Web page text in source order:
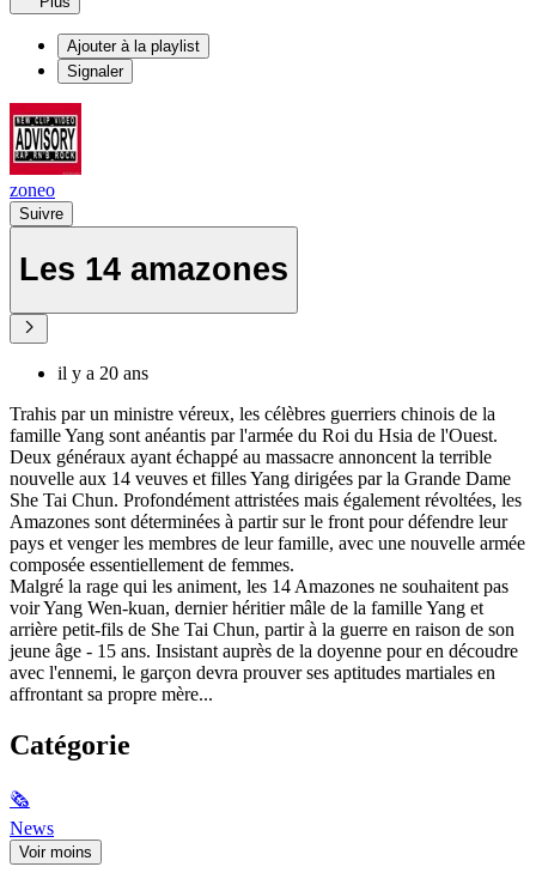
Ajouter à la playlist
Signaler
zoneo
Suivre
Les 14 amazones
il y a 20 ans
Trahis par un ministre véreux, les célèbres guerriers chinois de la
famille Yang sont anéantis par l'armée du Roi du Hsia de l'Ouest.
Deux généraux ayant échappé au massacre annoncent la terrible
nouvelle aux 14 veuves et filles Yang dirigées par la Grande Dame
She Tai Chun. Profondément attristées mais également révoltées, les
Amazones sont déterminées à partir sur le front pour défendre leur
pays et venger les membres de leur famille, avec une nouvelle armée
composée essentiellement de femmes.
Malgré la rage qui les animent, les 14 Amazones ne souhaitent pas
voir Yang Wen-kuan, dernier héritier mâle de la famille Yang et
arrière petit-fils de She Tai Chun, partir à la guerre en raison de son
jeune âge - 15 ans. Insistant auprès de la doyenne pour en découdre
avec l'ennemi, le garçon devra prouver ses aptitudes martiales en
affrontant sa propre mère...
Catégorie
🗞
News
Voir moins